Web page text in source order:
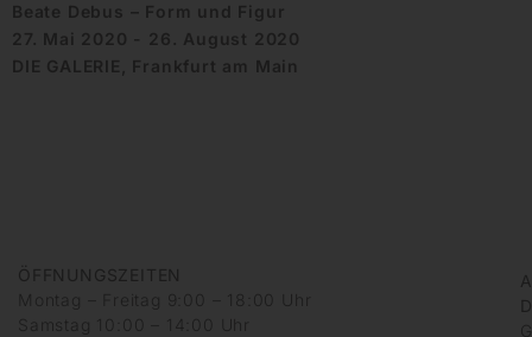
Beate Debus – Form und Figur
27. Mai 2020 - 26. August 2020
DIE GALERIE, Frankfurt am Main
ÖFFNUNGSZEITEN
Montag – Freitag 9:00 – 18:00 Uhr
Samstag 10:00 – 14:00 Uhr